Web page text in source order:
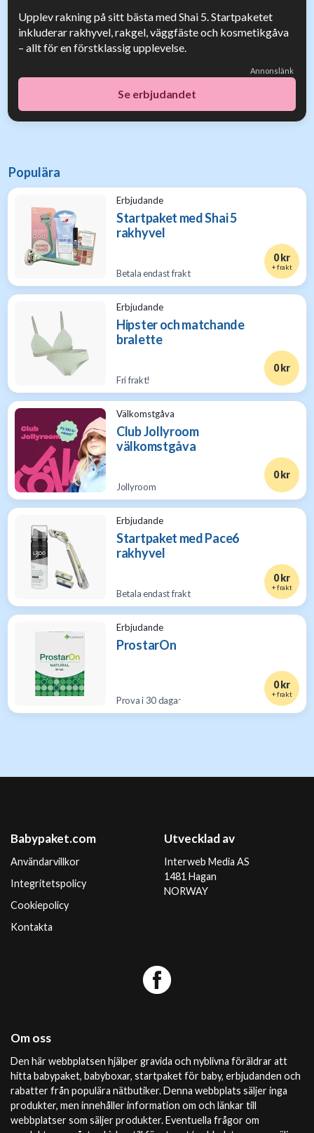
Upplev rakning på sitt bästa med Shai 5. Startpaketet
inkluderar rakhyvel, rakgel, väggfäste och kosmetikgåva
– allt för en förstklassig upplevelse.
Annonslänk
Se erbjudandet
Populära
Erbjudande
Startpaket med Shai 5
rakhyvel
Betala endast frakt
0 kr
+ frakt
Erbjudande
Hipster och matchande
bralette
Fri frakt!
0 kr
Välkomstgåva
Club Jollyroom
välkomstgåva
Jollyroom
0 kr
Erbjudande
Startpaket med Pace6
rakhyvel
Betala endast frakt
0 kr
+ frakt
Erbjudande
ProstarOn
Prova i 30 dagar
0 kr
+ frakt
Babypaket.com
Användarvillkor
Integritetspolicy
Cookiepolicy
Kontakta
Utvecklad av
Interweb Media AS
1481 Hagan
NORWAY
Om oss
Den här webbplatsen hjälper gravida och nyblivna föräldrar att
hitta babypaket, babyboxar, startpaket för baby, erbjudanden och
rabatter från populära nätbutiker. Denna webbplats säljer inga
produkter, men innehåller information om och länkar till
webbplatser som säljer produkter. Eventuella frågor om